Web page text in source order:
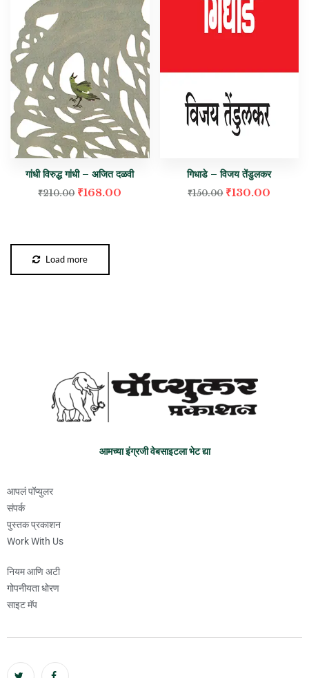
गांधी विरुद्ध गांधी – अजित दळवी
₹210.00 ₹168.00
गिधाडे – विजय तेंडुलकर
₹150.00 ₹130.00
Load more
आमच्या इंग्रजी वेबसाइटला भेट द्या
आपलं पॉप्युलर
संपर्क
पुस्तक प्रकाशन
Work With Us
नियम आणि अटी
गोपनीयता धोरण
साइट मॅप